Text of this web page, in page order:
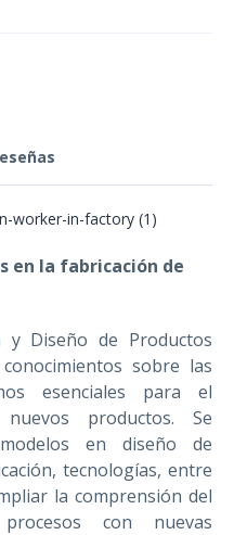
en la fabricación de
y Diseño de Productos
sobre las
esenciales para el
productos. Se
en diseño de
tecnologías, entre
la comprensión del
con nuevas